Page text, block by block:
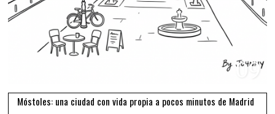
09
Móstoles: una ciudad con vida propia a pocos minutos de Madrid